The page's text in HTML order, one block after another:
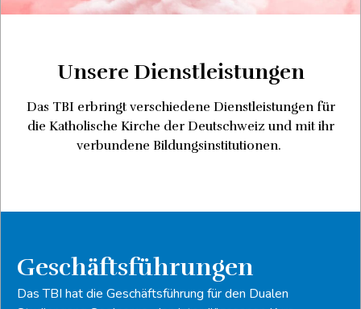
Unsere Dienstleistungen
Das TBI erbringt verschiedene Dienstleistungen für
die Katholische Kirche der Deutschweiz und mit ihr
verbundene Bildungsinstitutionen.
Geschäftsführungen
Das TBI hat die Geschäftsführung für den Dualen